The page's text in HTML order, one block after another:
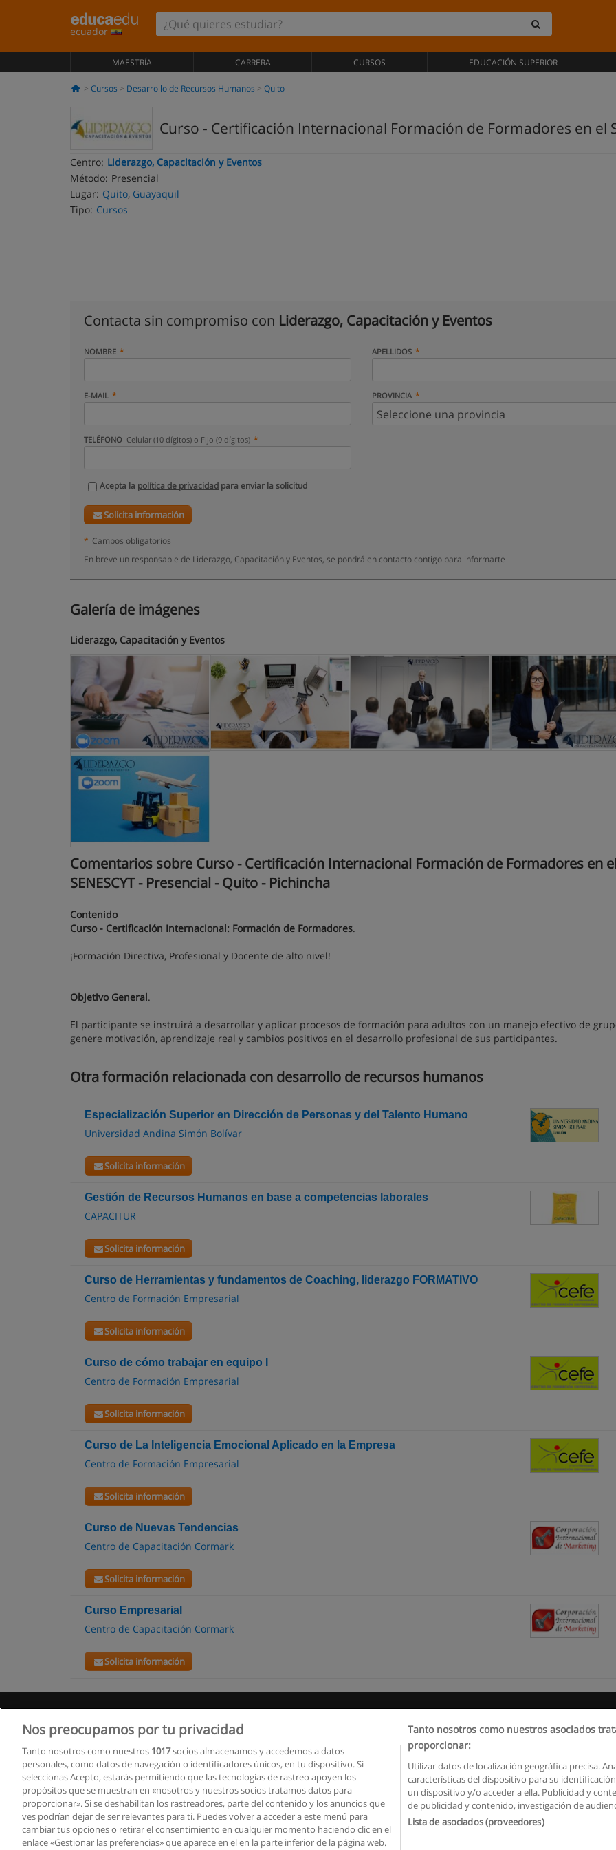
ecuador
MAESTRÍA CARRERA CURSOS EDUCACIÓN SUPERIOR
Cursos Desarrollo de Recursos Humanos Quito
Curso - Certificación Internacional Formación de Formadores en el
Centro: Liderazgo, Capacitación y Eventos
Método: Presencial
Lugar: Quito, Guayaquil
Tipo: Cursos
Contacta sin compromiso con Liderazgo, Capacitación y Eventos
NOMBRE APELLIDOS
E-MAIL PROVINCIA
TELÉFONO Celular (10 dígitos) o Fijo (9 dígitos)
Acepta la política de privacidad para enviar la solicitud
Solicita información
* Campos obligatorios
En breve un responsable de Liderazgo, Capacitación y Eventos, se pondrá en contacto contigo para informarte
Galería de imágenes
Liderazgo, Capacitación y Eventos
Comentarios sobre Curso - Certificación Internacional Formación de Formadores en
SENESCYT - Presencial - Quito - Pichincha
Contenido
Curso - Certificación Internacional: Formación de Formadores.
¡Formación Directiva, Profesional y Docente de alto nivel!
Objetivo General.
El participante se instruirá a desarrollar y aplicar procesos de formación para adultos con un manejo efectivo de
genere motivación, aprendizaje real y cambios positivos en el desarrollo profesional de sus participantes.
Otra formación relacionada con desarrollo de recursos humanos
Especialización Superior en Dirección de Personas y del Talento Humano
Universidad Andina Simón Bolívar
Solicita información
Gestión de Recursos Humanos en base a competencias laborales
CAPACITUR
Solicita información
Curso de Herramientas y fundamentos de Coaching, liderazgo FORMATIVO
Centro de Formación Empresarial
Solicita información
Curso de cómo trabajar en equipo I
Centro de Formación Empresarial
Solicita información
Curso de La Inteligencia Emocional Aplicado en la Empresa
Centro de Formación Empresarial
Solicita información
Curso de Nuevas Tendencias
Centro de Capacitación Cormark
Solicita información
Curso Empresarial
Centro de Capacitación Cormark
Solicita información
Privacidad de datos Contactar con Educaedu
Copyright © Educaedu Business S.L. - CIF : B-95610580: -
Nos preocupamos por tu privacidad
Tanto nosotros como nuestros 1017socios almacenamos y accedemos a datos
personales, como datos de navegación o identificadores únicos, en tu dispositivo. Si
seleccionas Acepto, estarás permitiendo que las tecnologías de rastreo apoyen los
propósitos que se muestran en «nosotros y nuestros socios tratamos datos para
proporcionar». Si se deshabilitan los rastreadores, parte del contenido y los anuncios que
ves podrían dejar de ser relevantes para ti. Puedes volver a acceder a este menú para
cambiar tus opciones o retirar el consentimiento en cualquier momento haciendo clic en el
enlace «Gestionar las preferencias» que aparece en el en la parte inferior de la página web.
Tanto nosotros como nuestros asociados
proporcionar:
Utilizar datos de localización geográfica precisa.
características del dispositivo para su
un dispositivo y/o acceder a ella. Publicidad y
de publicidad y contenido, investigación de
Lista de asociados (proveedores)